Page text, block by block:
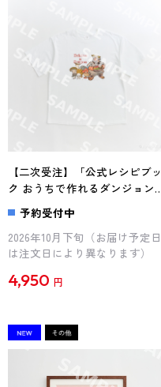
【二次受注】「公式レシピブッ
ク おうちで作れるダンジョン
飯」九井諒子描き下ろし Tシ
ャツ（センシ）
予約受付中
2026年10月下旬（お届け予定日
は注文日により異なります）
4,950 円